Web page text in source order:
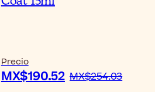
Precio
MX$190.52 MX$254.03